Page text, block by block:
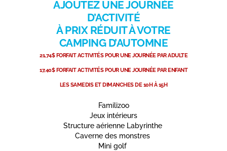
AJOUTEZ UNE JOURNÉE
D’ACTIVITÉ
À PRIX RÉDUIT À VOTRE
CAMPING D’AUTOMNE
21,74$ FORFAIT ACTIVITÉS POUR UNE JOURNÉE PAR ADULTE
17,40$ FORFAIT ACTIVITÉS POUR UNE JOURNÉE PAR ENFANT
LES SAMEDIS ET DIMANCHES DE 10H À 15H
Familizoo
Jeux intérieurs
Structure aérienne Labyrinthe
Caverne des monstres
Mini golf